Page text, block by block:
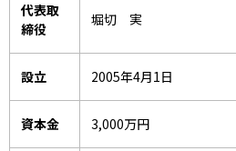
代表取
締役
堀切 実
設立 2005年4月1日
資本金 3,000万円